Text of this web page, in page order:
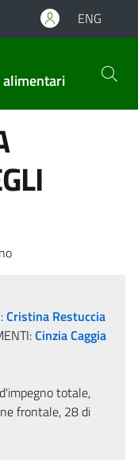
ENG
alimentari
Cristina Restuccia
Cinzia Caggia
totale,
frontale, 28 di